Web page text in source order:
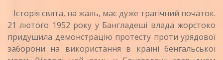
Історія свята, на жаль, має дуже трагічний початок.
21 лютого 1952 року у Бангладеші влада жорстоко
придушила демонстрацію протесту проти урядової
заборони на використання в країні бенгальської